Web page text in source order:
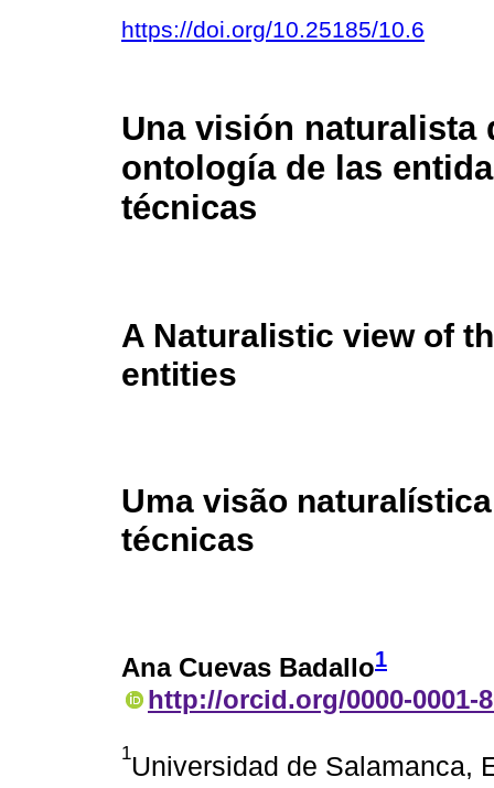
https://doi.org/10.25185/10.6
Una visión naturalista
ontología de las
técnicas
A Naturalistic view of
entities
Uma visão
técnicas
Ana Cuevas Badallo1
http://orcid.org/0000-0001-
1Universidad de Salamanca,